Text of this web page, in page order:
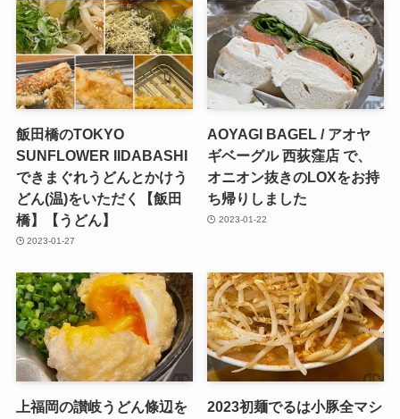
飯田橋のTOKYO
SUNFLOWER IIDABASHI
できまぐれうどんとかけう
どん(温)をいただく【飯田
橋】【うどん】
2023-01-27
AOYAGI BAGEL / アオヤ
ギベーグル 西荻窪店 で、
オニオン抜きのLOXをお持
ち帰りしました
2023-01-22
上福岡の讃岐うどん條辺を
2023初麺でるは小豚全マシ